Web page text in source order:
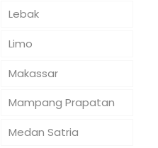
Lebak
Limo
Makassar
Mampang Prapatan
Medan Satria